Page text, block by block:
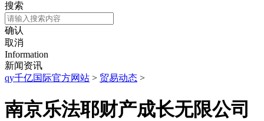
搜索
确认
取消
Information
新闻资讯
qy千亿国际官方网站 > 贸易动态 >
南京乐法耶财产成长无限公司